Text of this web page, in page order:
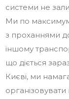
системи не
Ми по
з проханнями
іншому
що діється
Києві, ми